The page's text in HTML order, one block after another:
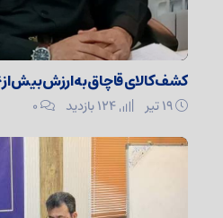
کشف کالای قاچاق به ارزش بیش از ۶ میلیارد ریال در آق قلا
۰